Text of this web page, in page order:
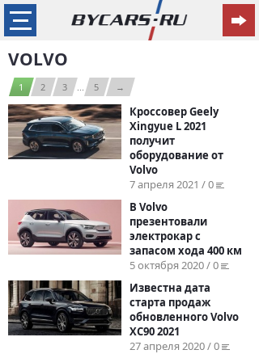
VOLVO
1 2 3 ... 5 →
Кроссовер Geely
Xingyue L 2021
получит
оборудование от
Volvo
7 апреля 2021 / 0
В Volvo
презентовали
электрокар с
запасом хода 400 км
5 октября 2020 / 0
Известна дата
старта продаж
обновленного Volvo
XC90 2021
27 апреля 2020 / 0